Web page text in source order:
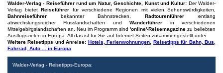
Walder-Verlag - Reiseführer rund um Natur, Geschichte, Kunst und Kultur: Der Walder-
Verlag bietetReiseführer für verschiedene Regionen mit vielen Sehenswürdigkeiten,
Bahnreiseführerbekannter Bahnstrecken,Radtourenführer entlang
abwechslungsreicher Flusslandschaften undWanderführer in verschiedenen
Mittelgebirgslandschaften an. Neu im Programm sind'online'-Reisemagazine zu beliebten
Ausflugszielen in Europa. All das ist für Sie auf Internet-Seiten zusammengestellt unter
Weitere Reisetipps und Anreise: Hotels, Ferienwohnungen
Reisetipps für Bahn, Bus,
Fahrrad, Auto ... in Europa
Walder-Verlag - Reisetipps-Europa: